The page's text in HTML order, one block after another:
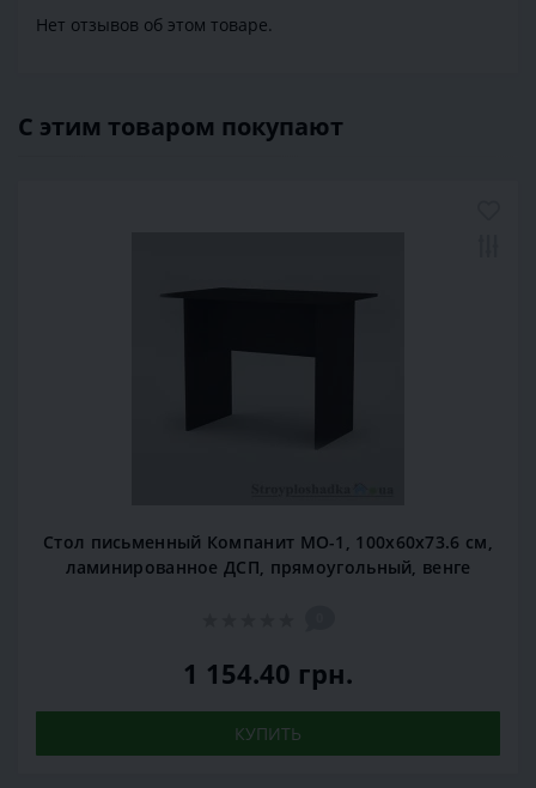
Нет отзывов об этом товаре.
С этим товаром покупают
Стол письменный Компанит МО-1, 100х60х73.6 см,
ламинированное ДСП, прямоугольный, венге
1 154.40 грн.
КУПИТЬ